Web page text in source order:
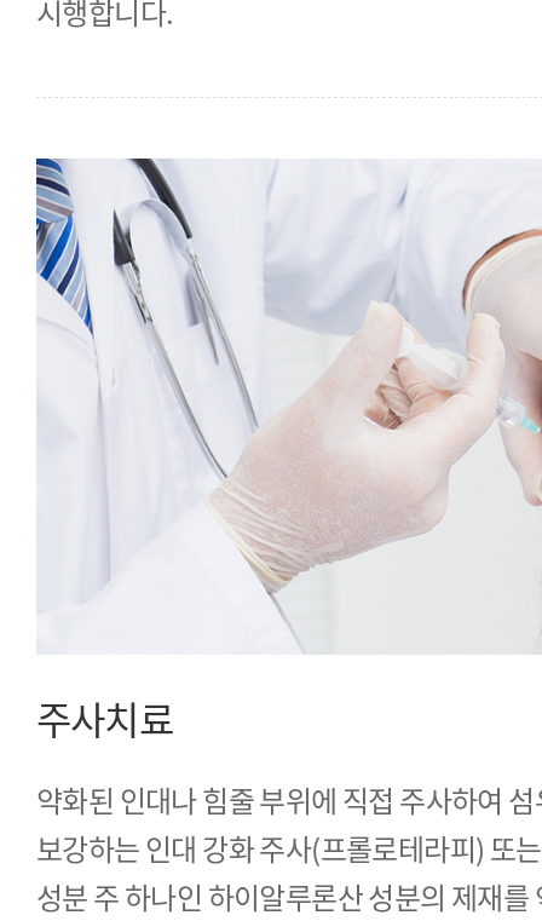
시행합니다.
주사치료
약화된 인대나 힘줄 부위에 직접 주사하여
보강하는 인대 강화 주사(프롤로테라피) 또
성분 주 하나인 하이알루론산 성분의 제재를